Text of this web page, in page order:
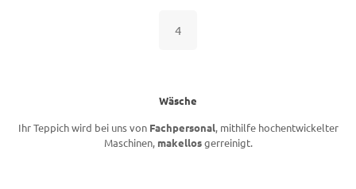
4
Wäsche
Ihr Teppich wird bei uns von Fachpersonal, mithilfe hochentwickelter
Maschinen, makellosgerreinigt.